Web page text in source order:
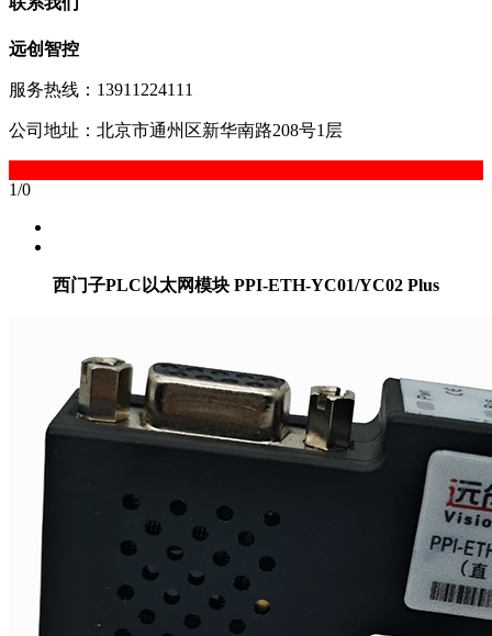
远创智控
服务热线：13911224111
公司地址：北京市通州区新华南路208号1层
1/0
西门子PLC以太网模块 PPI-ETH-YC01/YC02 Plus